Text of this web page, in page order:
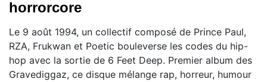
horrorcore
Le 9 août 1994, un collectif composé de Prince Paul,
RZA, Frukwan et Poetic bouleverse les codes du hip-
hop avec la sortie de 6 Feet Deep. Premier album des
Gravediggaz, ce disque mélange rap, horreur, humour